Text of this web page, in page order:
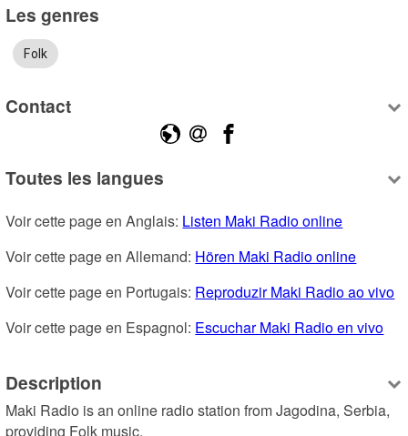
Les genres
Folk
Contact
Toutes les langues
Voir cette page en Anglais: Listen Maki Radio online
Voir cette page en Allemand: Hören Maki Radio online
Voir cette page en Portugais: Reproduzir Maki Radio ao vivo
Voir cette page en Espagnol: Escuchar Maki Radio en vivo
Description
Maki Radio is an online radio station from Jagodina, Serbia,
providing Folk music.